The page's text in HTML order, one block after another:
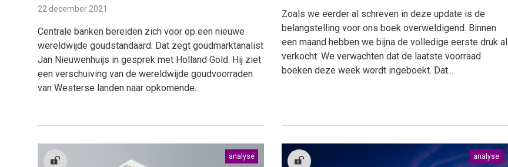
22 december 2021
Centrale banken bereiden zich voor op een nieuwe
wereldwijde goudstandaard. Dat zegt goudmarktanalist
Jan Nieuwenhuijs in gesprek met Holland Gold. Hij ziet
een verschuiving van de wereldwijde goudvoorraden
van Westerse landen naar opkomende...
Zoals we eerder al schreven in deze update is de
belangstelling voor ons boek overweldigend. Binnen
een maand hebben we bijna de volledige eerste druk al
verkocht. We verwachten dat de laatste voorraad
boeken deze week wordt ingeboekt. Dat...
analyse analyse